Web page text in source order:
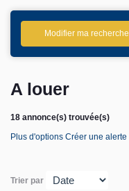
Louer
Gestion
Syndic
Nos agences
Modifier ma recherche
A louer
18 annonce(s) trouvée(s)
Plus d'options Créer une alerte
Trier par